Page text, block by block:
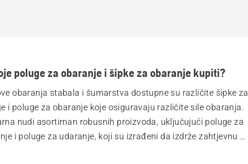
poluge za obaranje i šipke za obaranje kupiti?
obaranja stabala i šumarstva dostupne su različite šipke za
i poluge za obaranje koje osiguravaju različite sile obaranja.
nudi asortiman robusnih proizvoda, uključujući poluge za
i poluge za udaranje, koji su izrađeni da izdrže zahtjevnu